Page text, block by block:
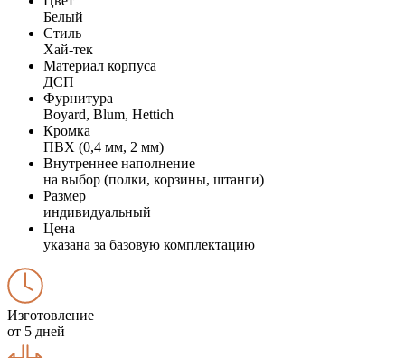
Белый
Стиль
Хай-тек
Материал корпуса
ДСП
Фурнитура
Boyard, Blum, Hettich
Кромка
ПВХ (0,4 мм, 2 мм)
Внутреннее наполнение
на выбор (полки, корзины, штанги)
Размер
индивидуальный
Цена
указана за базовую комплектацию
Изготовление
от 5 дней